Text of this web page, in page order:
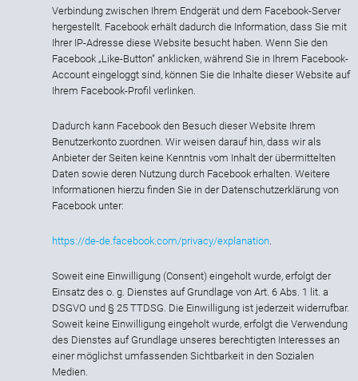
Verbindung zwischen Ihrem Endgerät und dem Facebook-Server
hergestellt. Facebook erhält dadurch die Information, dass Sie mit
Ihrer IP-Adresse diese Website besucht haben. Wenn Sie den
Facebook „Like-Button“ anklicken, während Sie in Ihrem Facebook-
Account eingeloggt sind, können Sie die Inhalte dieser Website auf
Ihrem Facebook-Profil verlinken.
Dadurch kann Facebook den Besuch dieser Website Ihrem
Benutzerkonto zuordnen. Wir weisen darauf hin, dass wir als
Anbieter der Seiten keine Kenntnis vom Inhalt der übermittelten
Daten sowie deren Nutzung durch Facebook erhalten. Weitere
Informationen hierzu finden Sie in der Datenschutzerklärung von
Facebook unter:
https://de-de.facebook.com/privacy/explanation.
Soweit eine Einwilligung (Consent) eingeholt wurde, erfolgt der
Einsatz des o. g. Dienstes auf Grundlage von Art. 6 Abs. 1 lit. a
DSGVO und § 25 TTDSG. Die Einwilligung ist jederzeit widerrufbar.
Soweit keine Einwilligung eingeholt wurde, erfolgt die Verwendung
des Dienstes auf Grundlage unseres berechtigten Interesses an
einer möglichst umfassenden Sichtbarkeit in den Sozialen
Medien.